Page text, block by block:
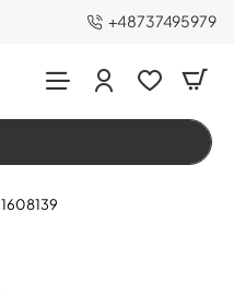
+48737495979